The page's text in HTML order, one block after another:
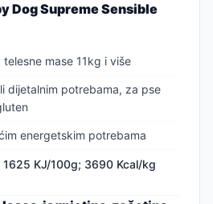
Dog Supreme Sensible
mase 11kg i više
dijetalnim potrebama, za pse
energetskim potrebama
1625 KJ/100g; 3690 Kcal/kg